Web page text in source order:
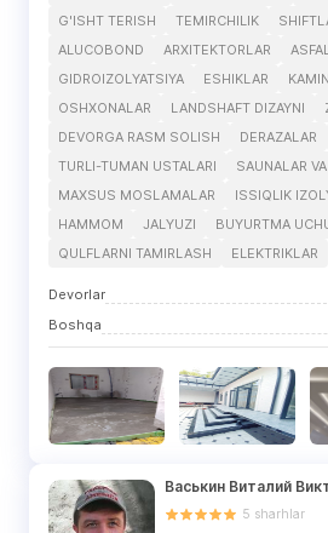
G'ISHT TERISH
TEMIRCHILIK
ALUCOBOND
ARXITEKTORLAR
GIDROIZOLYATSIYA
ESHIKLAR
OSHXONALAR
LANDSHAFT DIZAYNI
DEVORGA RASM SOLISH
DERAZALAR
TURLI-TUMAN USTALARI
SAUNALAR
MAXSUS MOSLAMALAR
ISSIQLIK
HAMMOM
JALYUZI
BUYURTMA
QULFLARNI TAMIRLASH
ELEKTRIKLAR
Devorlar
Boshqa
Васькин Виталий
5 sharhlar